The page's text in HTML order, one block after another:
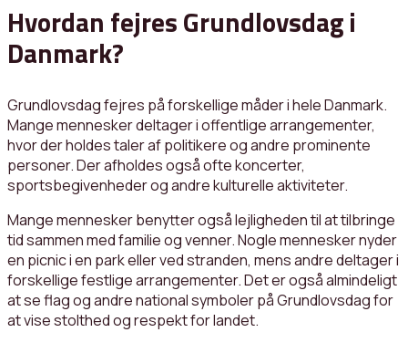
Hvordan fejres Grundlovsdag i
Danmark?
Grundlovsdag fejres på forskellige måder i hele Danmark.
Mange mennesker deltager i offentlige arrangementer,
hvor der holdes taler af politikere og andre prominente
personer. Der afholdes også ofte koncerter,
sportsbegivenheder og andre kulturelle aktiviteter.
Mange mennesker benytter også lejligheden til at tilbringe
tid sammen med familie og venner. Nogle mennesker nyder
en picnic i en park eller ved stranden, mens andre deltager i
forskellige festlige arrangementer. Det er også almindeligt
at se flag og andre national symboler på Grundlovsdag for
at vise stolthed og respekt for landet.